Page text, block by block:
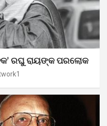
ରଘୁ ରାୟଙ୍କ ପରଲୋକ